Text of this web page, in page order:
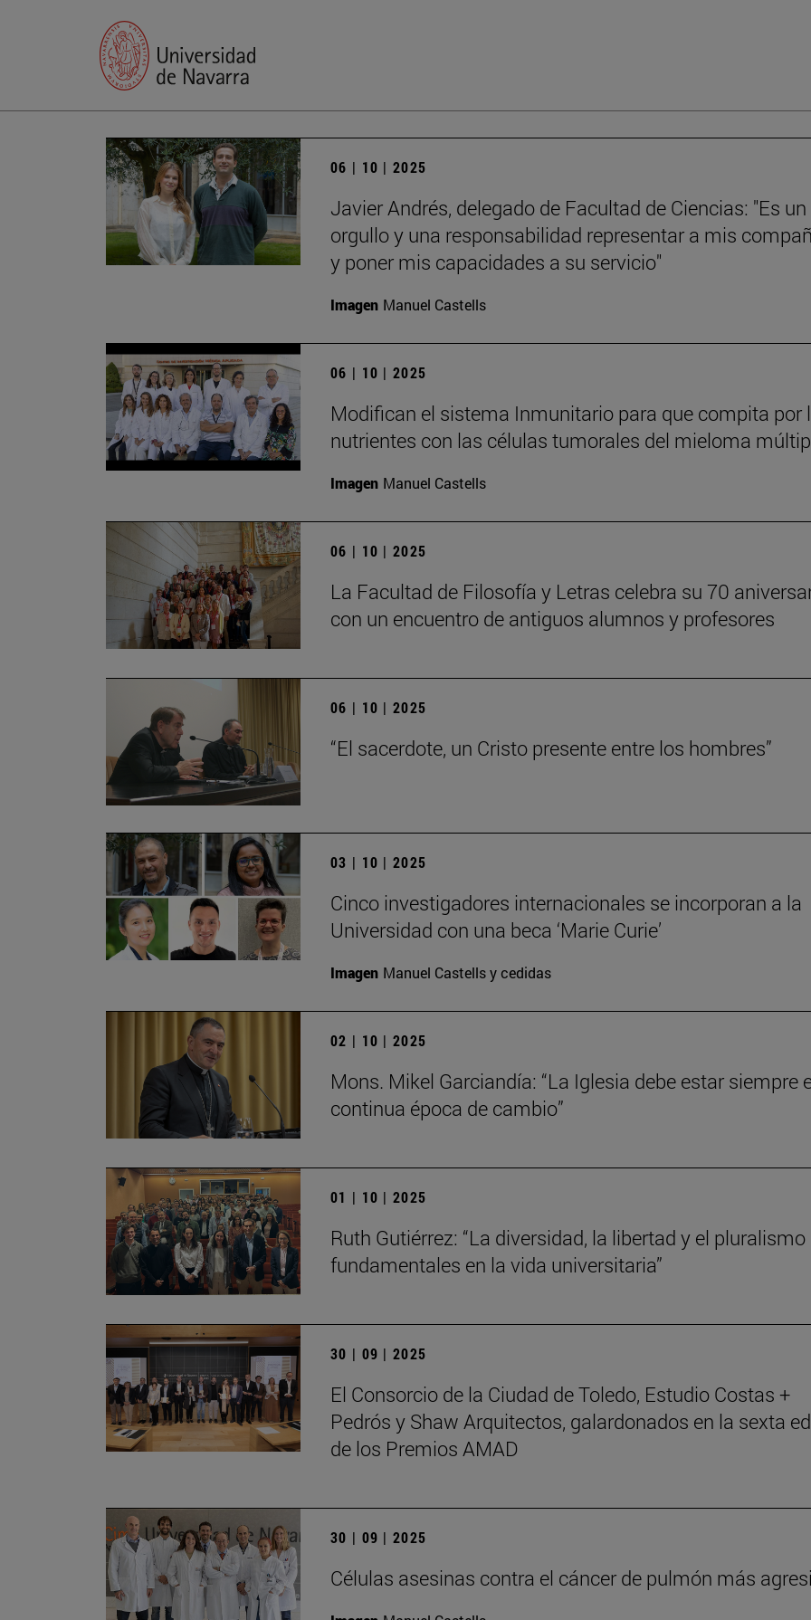
06 | 10 | 2025
Javier Andrés, delegado de Facultad de Ciencias: "Es un
orgullo y una responsabilidad representar a mis
y poner mis capacidades a su servicio"
Imagen Manuel Castells
06 | 10 | 2025
Modifican el sistema Inmunitario para que compita por
nutrientes con las células tumorales del mieloma
Imagen Manuel Castells
06 | 10 | 2025
La Facultad de Filosofía y Letras celebra su 70
con un encuentro de antiguos alumnos y profesores
06 | 10 | 2025
“El sacerdote, un Cristo presente entre los hombres”
03 | 10 | 2025
Cinco investigadores internacionales se incorporan a la
Universidad con una beca ‘Marie Curie’
Imagen Manuel Castells y cedidas
02 | 10 | 2025
Mons. Mikel Garciandía: “La Iglesia debe estar siempre
continua época de cambio”
01 | 10 | 2025
Ruth Gutiérrez: “La diversidad, la libertad y el
fundamentales en la vida universitaria”
30 | 09 | 2025
El Consorcio de la Ciudad de Toledo, Estudio Costas +
Pedrós y Shaw Arquitectos, galardonados en la sexta
de los Premios AMAD
30 | 09 | 2025
Células asesinas contra el cáncer de pulmón más